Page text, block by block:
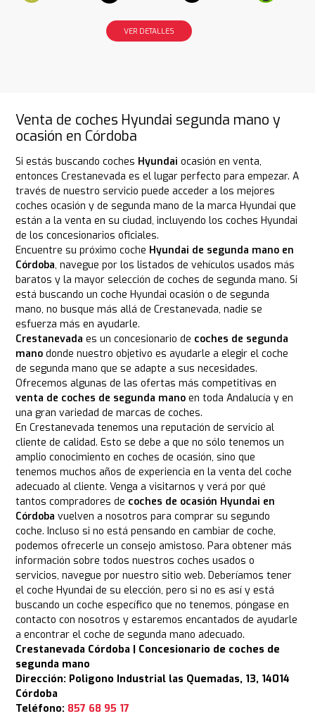
VER DETALLES
Venta de coches Hyundai segunda mano y
ocasión en Córdoba
Si estás buscando coches Hyundai ocasión en venta,
entonces Crestanevada es el lugar perfecto para empezar. A
través de nuestro servicio puede acceder a los mejores
coches ocasión y de segunda mano de la marca Hyundai que
están a la venta en su ciudad, incluyendo los coches Hyundai
de los concesionarios oficiales.
Encuentre su próximo coche Hyundai de segunda mano en
Córdoba, navegue por los listados de vehículos usados más
baratos y la mayor selección de coches de segunda mano. Si
está buscando un coche Hyundai ocasión o de segunda
mano, no busque más allá de Crestanevada, nadie se
esfuerza más en ayudarle.
Crestanevada es un concesionario de coches de segunda
mano donde nuestro objetivo es ayudarle a elegir el coche
de segunda mano que se adapte a sus necesidades.
Ofrecemos algunas de las ofertas más competitivas en
venta de coches de segunda mano en toda Andalucía y en
una gran variedad de marcas de coches.
En Crestanevada tenemos una reputación de servicio al
cliente de calidad. Esto se debe a que no sólo tenemos un
amplio conocimiento en coches de ocasión, sino que
tenemos muchos años de experiencia en la venta del coche
adecuado al cliente. Venga a visitarnos y verá por qué
tantos compradores de coches de ocasión Hyundai en
Córdoba vuelven a nosotros para comprar su segundo
coche. Incluso si no está pensando en cambiar de coche,
podemos ofrecerle un consejo amistoso. Para obtener más
información sobre todos nuestros coches usados o
servicios, navegue por nuestro sitio web. Deberíamos tener
el coche Hyundai de su elección, pero si no es así y está
buscando un coche específico que no tenemos, póngase en
contacto con nosotros y estaremos encantados de ayudarle
a encontrar el coche de segunda mano adecuado.
Crestanevada Córdoba | Concesionario de coches de
segunda mano
Dirección: Poligono Industrial las Quemadas, 13, 14014
Córdoba
Teléfono: 857 68 95 17